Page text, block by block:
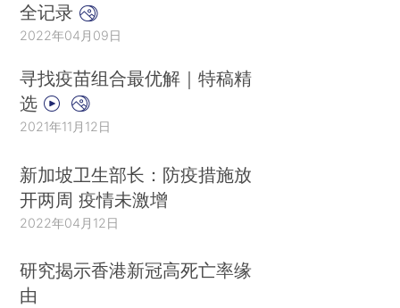
全记录
2022年04月09日
寻找疫苗组合最优解｜特稿精
选
2021年11月12日
新加坡卫生部长：防疫措施放
开两周 疫情未激增
2022年04月12日
研究揭示香港新冠高死亡率缘
由